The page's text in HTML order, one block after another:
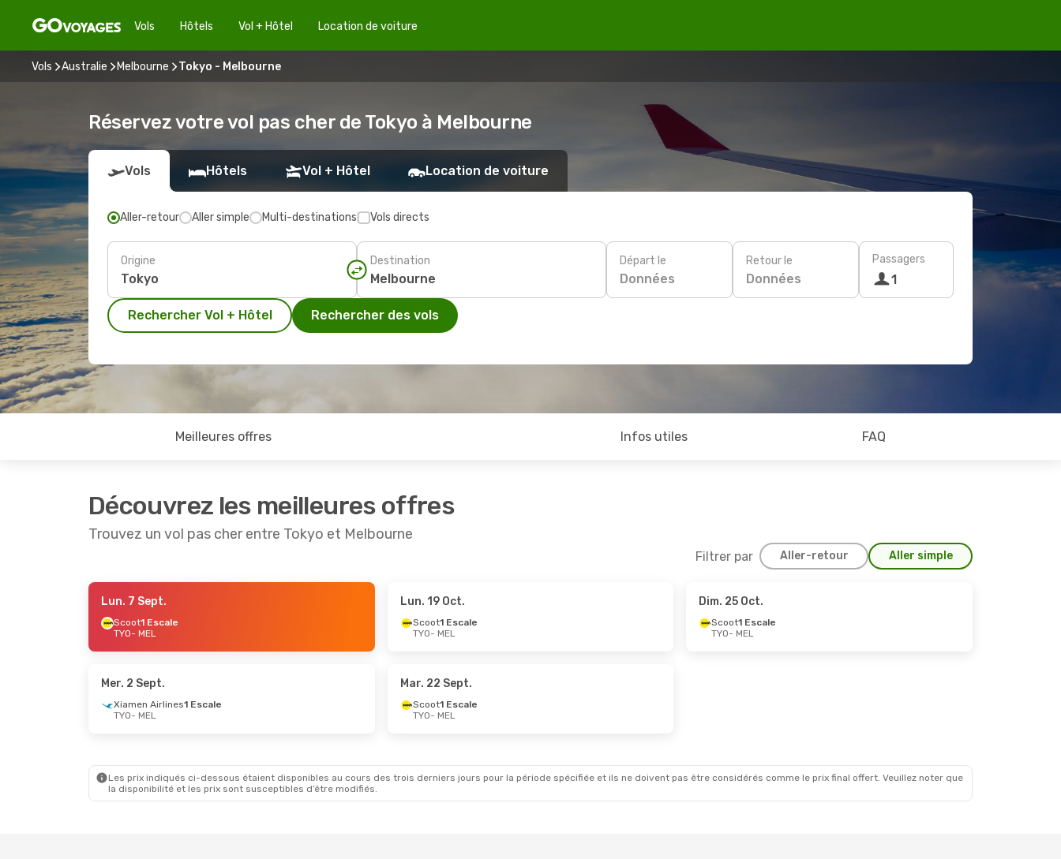
Vols Hôtels Vol + Hôtel Location de voiture
Vols Australie Melbourne Tokyo - Melbourne
Réservez votre vol pas cher de Tokyo à Melbourne
Vols Hôtels Vol + Hôtel Location de voiture
Aller-retour Aller simple Multi-destinations Vols directs
Origine Destination Départ le
Données
Retour le
Données
Passagers
1
Rechercher Vol + Hôtel Rechercher des vols
Meilleures offres Infos utiles FAQ
Découvrez les meilleures offres
Trouvez un vol pas cher entre Tokyo et Melbourne
Filtrer par Aller-retour Aller simple
- Dim. 27 Sept.
1 Escale
Lun. 7 Sept.
Scoot1 Escale
TYO- MEL
Lun. 19 Oct.
Scoot1 Escale
TYO- MEL
Dim. 25 Oct.
Scoot1 Escale
TYO- MEL
Mer. 2 Sept.
Xiamen Airlines1 Escale
TYO- MEL
Mar. 22 Sept.
Scoot1 Escale
TYO- MEL
Les prix indiqués ci-dessous étaient disponibles au cours des trois derniers jours pour la période spécifiée et ils ne doivent pas être considérés comme le prix final offert. Veuillez noter que
la disponibilité et les prix sont susceptibles d’être modifiés.